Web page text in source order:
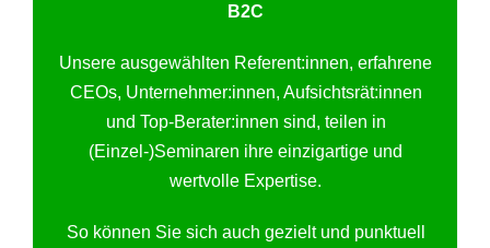
B2C
Unsere ausgewählten Referent:innen, erfahrene
CEOs, Unternehmer:innen, Aufsichtsrät:innen
und Top-Berater:innen sind, teilen in
(Einzel-)Seminaren ihre einzigartige und
wertvolle Expertise.
So können Sie sich auch gezielt und punktuell